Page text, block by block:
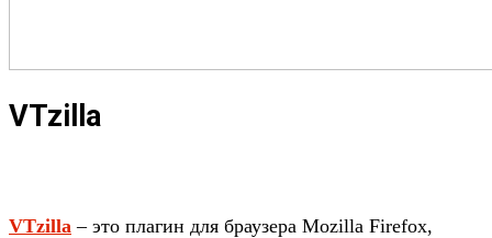
VTzilla
VTzilla – это плагин для браузера Mozilla Firefox,